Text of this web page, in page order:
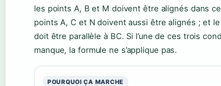
les points A, B et M doivent être alignés dans
points A, C et N doivent aussi être alignés ; et
doit être parallèle à BC. Si l’une de ces trois
manque, la formule ne s’applique pas.
POURQUOI ÇA MARCHE